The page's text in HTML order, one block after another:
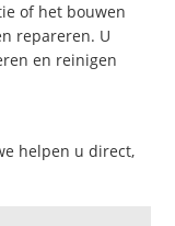
of het bouwen
repareren. U
en reinigen
helpen u direct,